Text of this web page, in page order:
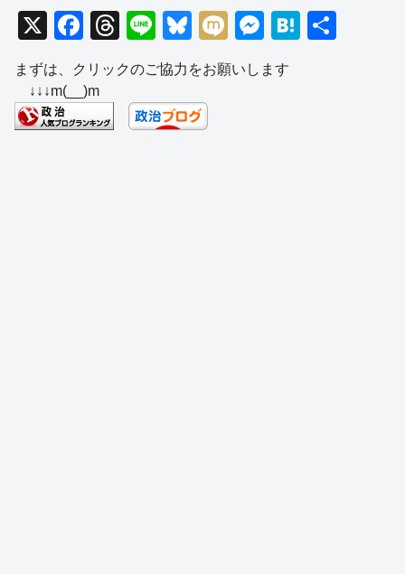
X
F
a
c
e
b
T
hr
e
a
d
Li
n
e
Bl
u
e
sk
y
M
ixi
M
e
ss
H
まずは、クリックのご協力をお願いします
↓↓↓m(__)m